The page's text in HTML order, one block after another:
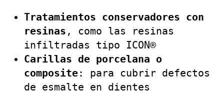
Tratamientos conservadores con
resinas , como las resinas
infiltradas tipo ICON®
Carillas de porcelana o
composite: para cubrir defectos
de esmalte en dientes